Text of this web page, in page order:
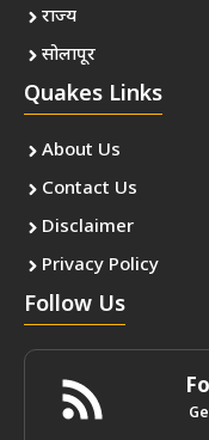
राज्य
सोलापूर
Quakes Links
About Us
Contact Us
Disclaimer
Privacy Policy
Follow Us